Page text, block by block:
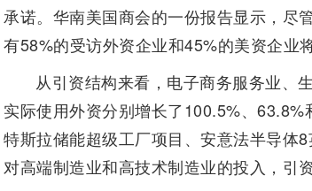
承诺。华南美国商会的一份报告显示，尽
有58%的受访外资企业和45%的美资企业
从引资结构来看，电子商务服务业、
实际使用外资分别增长了100.5%、63.8%
特斯拉储能超级工厂项目、安意法半导体
对高端制造业和高技术制造业的投入，引